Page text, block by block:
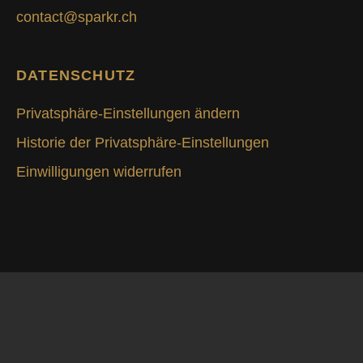
contact@sparkr.ch
DATENSCHUTZ
Privatsphäre-Einstellungen ändern
Historie der Privatsphäre-Einstellungen
Einwilligungen widerrufen